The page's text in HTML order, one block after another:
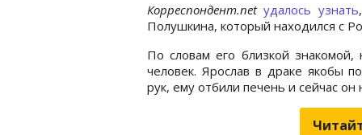
Корреспондент.net удалось узнать
Полушкина, который находился с
По словам его близкой знакомой,
человек. Ярослав в драке якобы
рук, ему отбили печень и сейчас